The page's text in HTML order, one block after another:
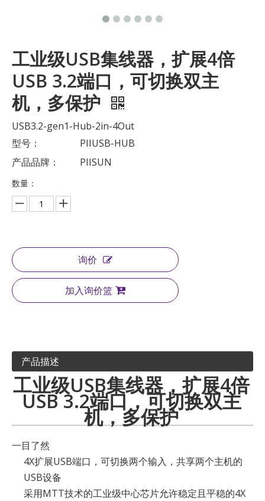
工业级USB集线器，扩展4倍
USB 3.2端口，可切换双主
机，多保护
USB3.2-gen1-Hub-2in-4Out
型号：
PIIUSB-HUB
产品品牌：
PIISUN
数量：
询价
加入询价篮
产品描述
工业级USB集线器，扩展4倍
USB 3.2端口，可切换双主
机，多保护
一目了然
4X扩展USB端口，可切换两个输入，共享两个主机的
USB设备
采用MTT技术的工业级中心芯片允许稳定且平稳的4X